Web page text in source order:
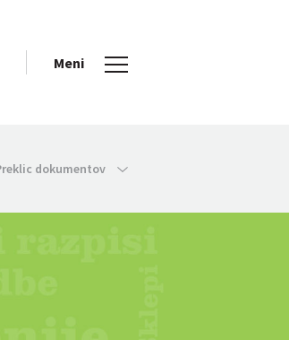
Meni
dokumentov